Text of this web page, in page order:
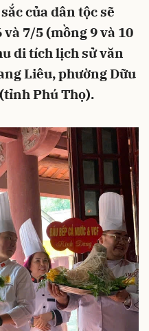
của dân tộc sẽ
7/5 (mồng 9 và 10
di tích lịch sử văn
Liêu, phường Dữu
Phú Thọ).